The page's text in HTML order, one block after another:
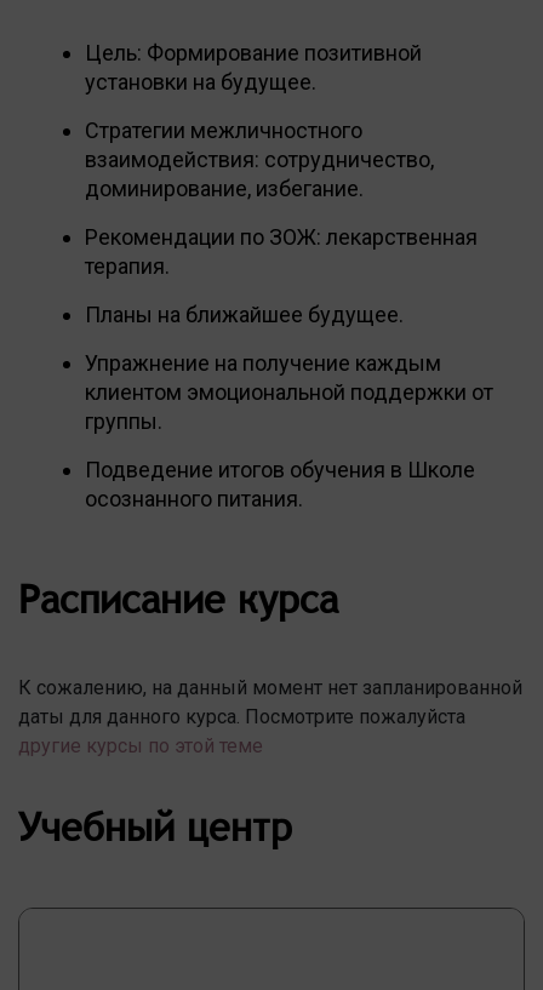
Цель: Формирование позитивной
установки на будущее.
Стратегии межличностного
взаимодействия: сотрудничество,
доминирование, избегание.
Рекомендации по ЗОЖ: лекарственная
терапия.
Планы на ближайшее будущее.
Упражнение на получение каждым
клиентом эмоциональной поддержки от
группы.
Подведение итогов обучения в Школе
осознанного питания.
Расписание курса
К сожалению, на данный момент нет запланированной
даты для данного курса. Посмотрите пожалуйста
другие курсы по этой теме
Учебный центр